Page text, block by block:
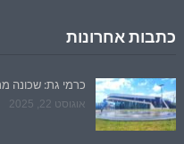
כתבות אחרונות
כרמי גת: שכונה
אוגוסט 22, 2025